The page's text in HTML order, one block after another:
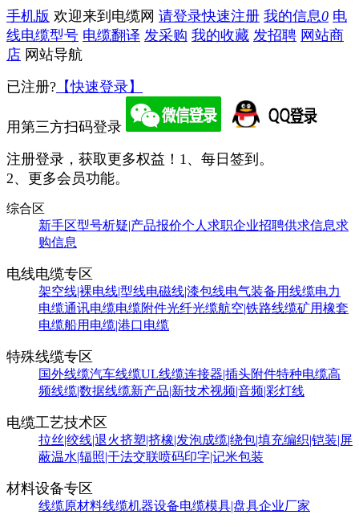
手机版 欢迎来到电缆网 请登录快速注册 我的信息0 电
线电缆型号 电缆翻译 发采购 我的收藏 发招聘 网站商
店 网站导航
已注册? 【快速登录】
用第三方扫码登录
注册登录，获取更多权益！ 1、每日签到。
2、更多会员功能。
综合区
新手区型号析疑|产品报价个人求职企业招聘供求信息求
购信息
电线电缆专区
架空线|裸电线|型线电磁线|漆包线电气装备用线缆电力
电缆通讯电缆电缆附件光纤光缆航空|铁路线缆矿用橡套
电缆船用电缆|港口电缆
特殊线缆专区
国外线缆汽车线缆UL线缆连接器|插头附件特种电缆高
频线缆|数据线缆新产品|新技术视频|音频|彩灯线
电缆工艺技术区
拉丝|绞线|退火挤塑|挤橡|发泡成缆|绕包|填充编织|铠装|屏
蔽温水|辐照|干法交联喷码印字|记米包装
材料设备专区
线缆原材料线缆机器设备电缆模具|盘具企业厂家